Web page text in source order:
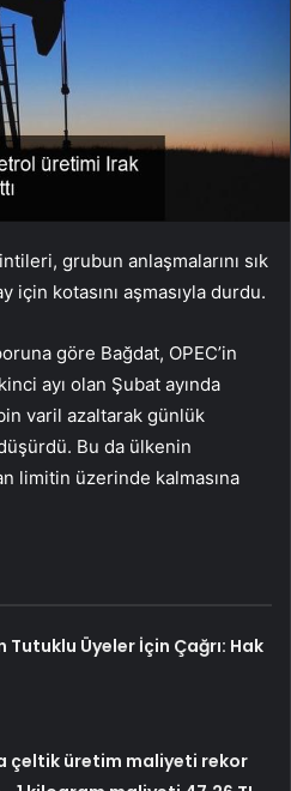
grubun anlaşmalarını sık
için kotasını aşmasıyla durdu.
göre Bağdat, OPEC’in
ayı olan Şubat ayında
varil azaltarak günlük
Bu da ülkenin
limitin üzerinde kalmasına
Tutuklu Üyeler İçin Çağrı: Hak
çeltik üretim maliyeti rekor